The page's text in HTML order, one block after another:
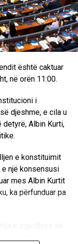
naziste jashtë
të
pasi plagosi
është caktuar
në orën 11:00.
i
djeshme, e cila u
Albin Kurti,
e konstituimit
një konsensusi
mes Albin Kurtit
ka përfunduar pa